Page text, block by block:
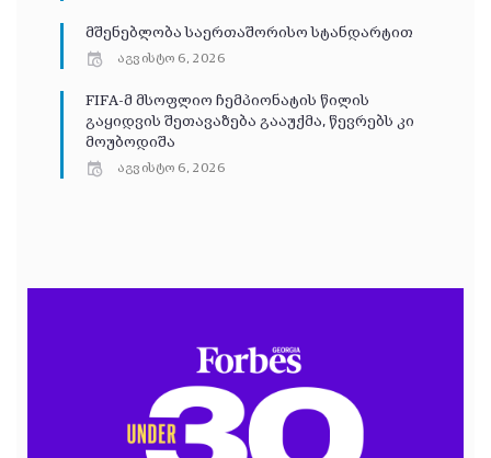
მშენებლობა საერთაშორისო სტანდარტით
აგვისტო 6, 2026
FIFA-მ მსოფლიო ჩემპიონატის წილის
გაყიდვის შეთავაზება გააუქმა, წევრებს კი
მოუბოდიშა
აგვისტო 6, 2026